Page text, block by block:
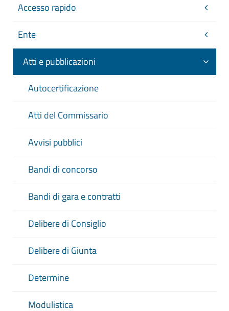
Accesso rapido
Ente
Atti e pubblicazioni
Autocertificazione
Atti del Commissario
Avvisi pubblici
Bandi di concorso
Bandi di gara e contratti
Delibere di Consiglio
Delibere di Giunta
Determine
Modulistica